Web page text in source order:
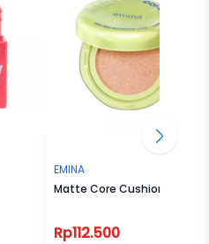
EMINA
Matte Core Cushion
Rp112.500